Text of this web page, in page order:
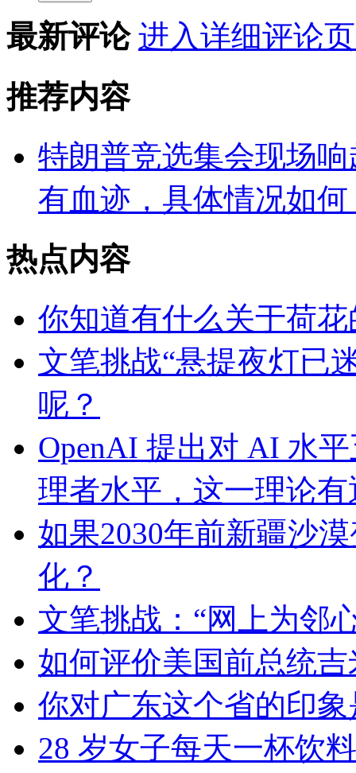
最新评论 进入详细评论
推荐内容
特朗普竞选集会现场
有血迹，具体情况如何
热点内容
你知道有什么关于荷
文笔挑战“悬提夜灯已
呢？
OpenAI 提出对 AI 水
理者水平，这一理论
如果2030年前新疆沙
化？
文笔挑战：“网上为邻
如何评价美国前总统
你对广东这个省的印
28 岁女子每天一杯饮